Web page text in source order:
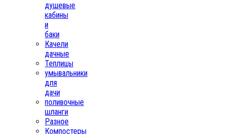
душевые
кабины
и
баки
Качели
дачные
Теплицы
умывальники
для
дачи
поливочные
шланги
Разное
Компостеры